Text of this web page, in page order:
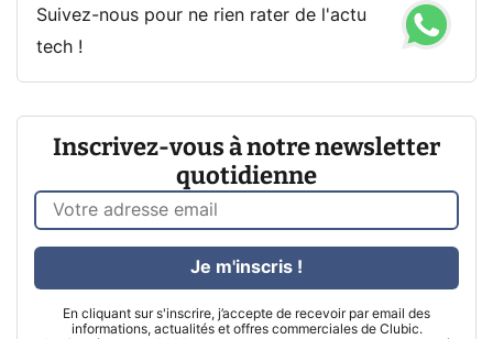
Suivez-nous pour ne rien rater de l'actu
tech !
Inscrivez-vous à notre newsletter
quotidienne
En cliquant sur s'inscrire, j’accepte de recevoir par email des
informations, actualités et offres commerciales de Clubic.
Je m'inscris !